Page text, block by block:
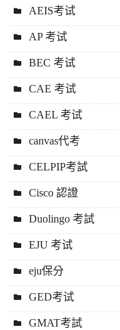
AEIS考试
AP 考试
BEC 考试
CAE 考试
CAEL 考试
canvas代考
CELPIP考試
Cisco 認證
Duolingo 考試
EJU 考试
eju保分
GED考试
GMAT考試